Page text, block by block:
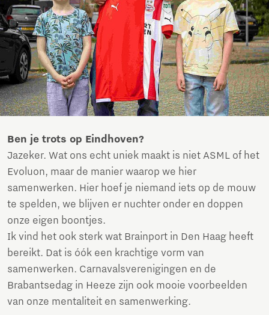
Ben je trots op Eindhoven?
Jazeker. Wat ons echt uniek maakt is niet ASML of het
Evoluon, maar de manier waarop we hier
samenwerken. Hier hoef je niemand iets op de mouw
te spelden, we blijven er nuchter onder en doppen
onze eigen boontjes.
Ik vind het ook sterk wat Brainport in Den Haag heeft
bereikt. Dat is óók een krachtige vorm van
samenwerken. Carnavalsverenigingen en de
Brabantsedag in Heeze zijn ook mooie voorbeelden
van onze mentaliteit en samenwerking.